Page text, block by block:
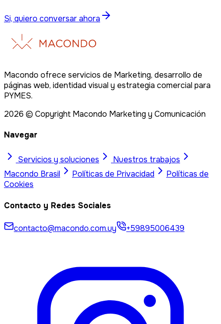
Si, quiero conversar ahora
Macondo ofrece servicios de Marketing, desarrollo de
páginas web, identidad visual y estrategia comercial para
PYMES.
2026 © Copyright Macondo Marketing y Comunicación
Navegar
Servicios y soluciones
Nuestros trabajos
Macondo Brasil Políticas de Privacidad
Políticas de
Cookies
Contacto y Redes Sociales
contacto@macondo.com.uy +59895006439